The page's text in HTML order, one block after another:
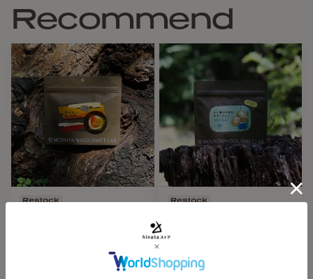
行ったことはないけど屋久島の宮之浦岳っぽい気がする、と
のことです。
後に宮之浦岳に行って食べてみましたが、エキゾチックさ
（樹林帯のダイナミックさ）とシャープさ（山頂付近の抜け
た清々しさ）が同居した味はまさに！でした。
Recommend
Restock
MOUNTAIN GOURMET LAB.
Restock
（マウンテングルメラボ）す
MOUNTAIN GOURMET LAB.
アルミバッグ